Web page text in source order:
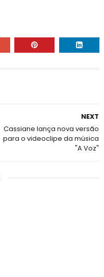
NEXT
Cassiane lança nova versão
para o videoclipe da música
"A Voz"